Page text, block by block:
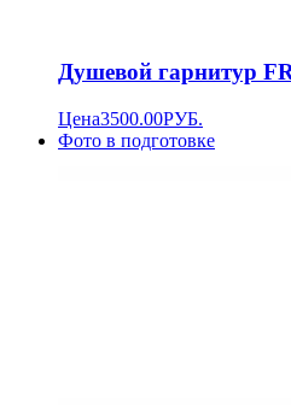
Душевой гарнитур
Цена3500.00РУБ.
Фото в подготовке